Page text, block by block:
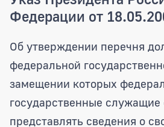
Федерации от
Об утверждении перечня
федеральной
замещении которых
государственные служащие
представлять сведения о